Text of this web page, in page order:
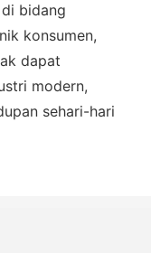
bidang
konsumen,
dapat
modern,
sehari-hari